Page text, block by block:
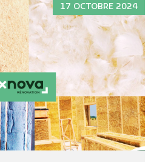
17 OCTOBRE 2024